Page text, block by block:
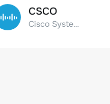
CSCO
Cisco Systems, Inc. Common Stock (DE)